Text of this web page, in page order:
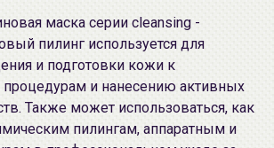
маска серии cleansing -
пилинг используется для
и подготовки кожи к
процедурам и нанесению активных
Также может использоваться, как
пилингам, аппаратным и